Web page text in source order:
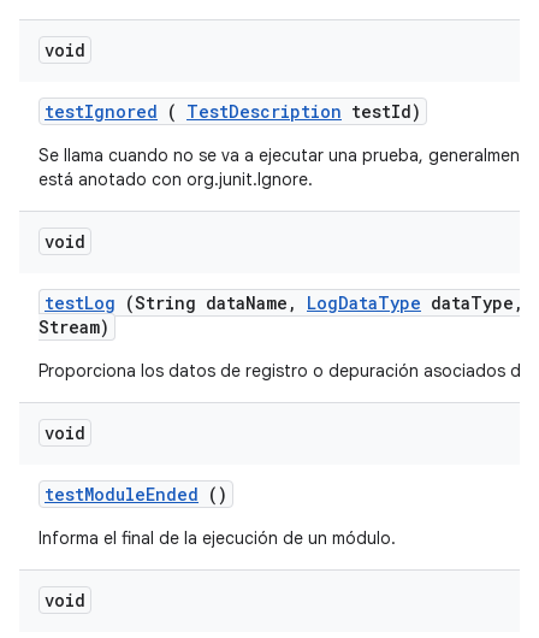
void
testIgnored ( TestDescription testId)
Se llama cuando no se va a ejecutar una prueba,
está anotado con org.junit.Ignore.
void
testLog (String dataName , LogDataType dataType ,
Stream)
Proporciona los datos de registro o depuración asociados de
void
testModuleEnded ()
Informa el final de la ejecución de un módulo.
void